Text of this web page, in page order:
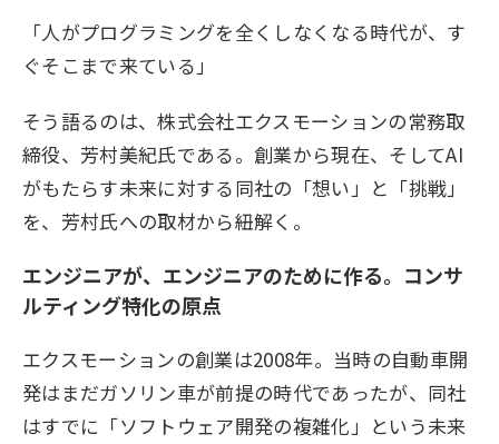
「人がプログラミングを全くしなくなる時代が、す
ぐそこまで来ている」
そう語るのは、株式会社エクスモーションの常務取
締役、芳村美紀氏である。創業から現在、そしてAI
がもたらす未来に対する同社の「想い」と「挑戦」
を、芳村氏への取材から紐解く。
エンジニアが、エンジニアのために作る。コンサ
ルティング特化の原点
エクスモーションの創業は2008年。当時の自動車開
発はまだガソリン車が前提の時代であったが、同社
はすでに「ソフトウェア開発の複雑化」という未来